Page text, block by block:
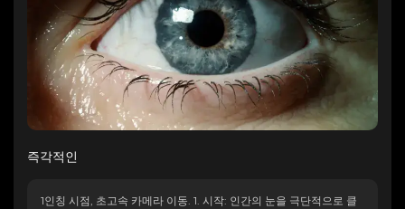
즉각적인
1인칭 시점, 초고속 카메라 이동. 1. 시작: 인간의 눈을 극단적으로 클